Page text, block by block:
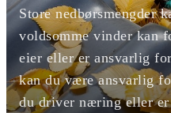
Store nedbørsmengder
voldsomme vinder kan
eier eller er ansvarlig
kan du være ansvarlig
du driver næring eller er